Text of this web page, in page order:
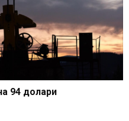
94 долари